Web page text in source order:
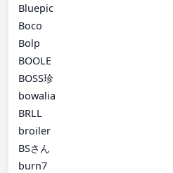
Bluepic
Boco
Bolp
BOOLE
BOSS珍
bowalia
BRLL
broiler
BSさん
burn7